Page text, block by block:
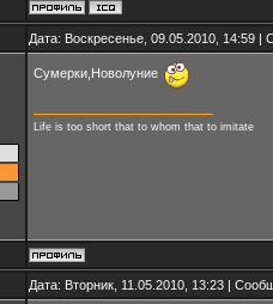
Дата: Воскресенье, 09.05.2010, 14:59 |
Сумерки,Новолуние
Life is too short that to whom that to imitate
Дата: Вторник, 11.05.2010, 13:23 |